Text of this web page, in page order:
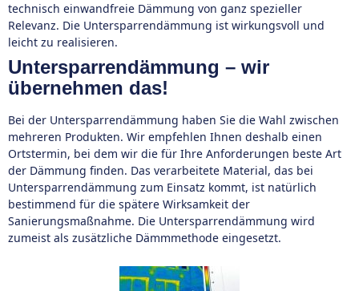
technisch einwandfreie Dämmung von ganz spezieller
Relevanz. Die Untersparrendämmung ist wirkungsvoll und
leicht zu realisieren.
Untersparrendämmung – wir
übernehmen das!
Bei der Untersparrendämmung haben Sie die Wahl zwischen
mehreren Produkten. Wir empfehlen Ihnen deshalb einen
Ortstermin, bei dem wir die für Ihre Anforderungen beste Art
der Dämmung finden. Das verarbeitete Material, das bei
Untersparrendämmung zum Einsatz kommt, ist natürlich
bestimmend für die spätere Wirksamkeit der
Sanierungsmaßnahme. Die Untersparrendämmung wird
zumeist als zusätzliche Dämmmethode eingesetzt.